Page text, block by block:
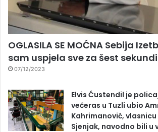
OGLASILA SE MOĆNA Sebija
sam uspjela sve za šest
07/12/2023
Elvis Ćustendil je
večeras u Tuzli ubio
Kahrimanović, vlasnicu
Sjenjak, navodno bili u